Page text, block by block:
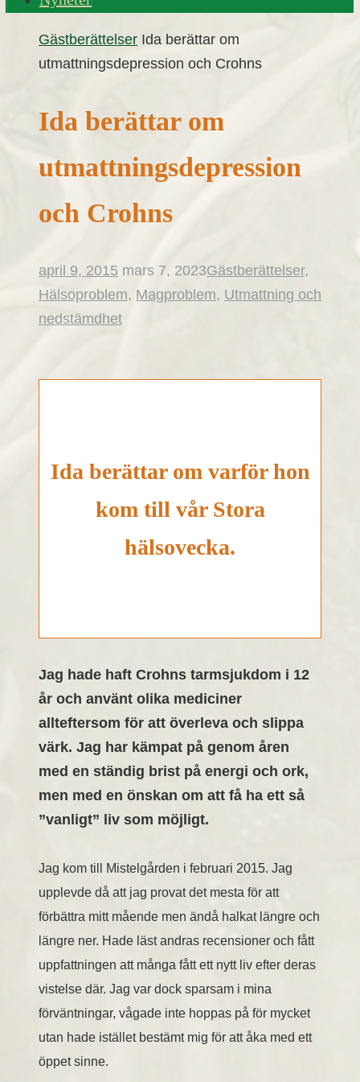
Home
Gästberättelser Ida berättar om
utmattningsdepression och Crohns
Ida berättar om
utmattningsdepression
och Crohns
april 9, 2015 mars 7, 2023Gästberättelser,
Hälsoproblem, Magproblem, Utmattning och
nedstämdhet
Ida berättar om varför hon
kom till vår Stora
hälsovecka.
Jag hade haft Crohns tarmsjukdom i 12
år och använt olika mediciner
allteftersom för att överleva och slippa
värk. Jag har kämpat på genom åren
med en ständig brist på energi och ork,
men med en önskan om att få ha ett så
”vanligt” liv som möjligt.
Jag kom till Mistelgården i februari 2015. Jag
upplevde då att jag provat det mesta för att
förbättra mitt mående men ändå halkat längre och
längre ner. Hade läst andras recensioner och fått
uppfattningen att många fått ett nytt liv efter deras
vistelse där. Jag var dock sparsam i mina
förväntningar, vågade inte hoppas på för mycket
utan hade istället bestämt mig för att åka med ett
öppet sinne.